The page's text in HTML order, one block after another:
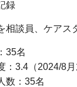
録
相談員、ケアス
35名
3.4（2024/8月
数：35名